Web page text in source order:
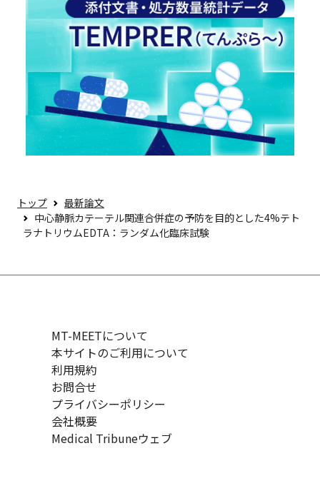
トップ
最新論文
中心静脈カテーテル関連合併症の予防を目的とした4%テト
ラナトリウムEDTA：ランダム化臨床試験
MT-MEETについて
本サイトのご利用について
利用規約
お問合せ
プライバシーポリシー
会社概要
Medical Tribuneウェブ